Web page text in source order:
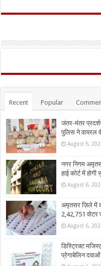
Recent Popular
जंतर-मंतर
पुलिस ने वायरल
August 6,
नगर निगम
हाई कोर्ट में होगी
August 6,
अमृतसर ज़िले में
2,42,751 वोटर
August 6,
डिस्ट्रिक्ट
प्रेगाबेलिन